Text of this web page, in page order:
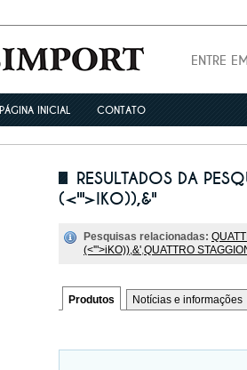
ENTRE
PÁGINA INICIAL CONTATO
RESULTADOS DA
(<'">IKO)),&"
Pesquisas relacionadas:
(<'">iKO)),&',QUATTRO
Produtos Notícias e informações